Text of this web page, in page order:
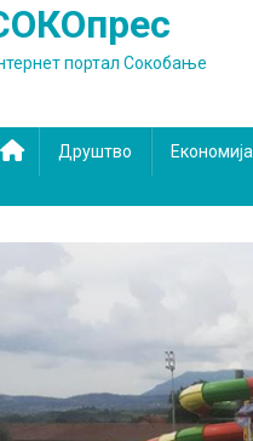
портал Сокобање
Друштво Економија